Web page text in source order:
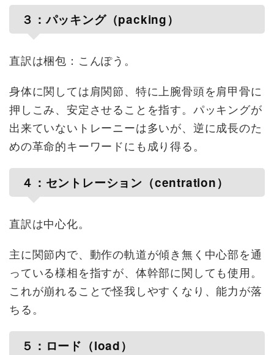
３：パッキング（packing）
直訳は梱包：こんぽう。
身体に関しては肩関節、特に上腕骨頭を肩甲骨に
押しこみ、安定させることを指す。パッキングが
出来ていないトレーニーは多いが、逆に成長のた
めの革命的キーワードにも成り得る。
４：セントレーション（centration）
直訳は中心化。
主に関節内で、動作の軌道が傾き無く中心部を通
っている様相を指すが、体幹部に関しても使用。
これが崩れることで怪我しやすくなり、能力が落
ちる。
５：ロード（load）